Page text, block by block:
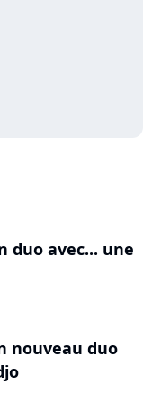
duo avec... une
nouveau duo